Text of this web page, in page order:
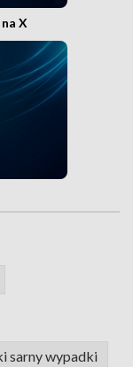
X
sarny wypadki